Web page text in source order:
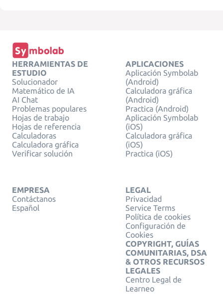
HERRAMIENTAS DE
ESTUDIO
Solucionador
Matemático de IA
AI Chat
Problemas populares
Hojas de trabajo
Hojas de referencia
Calculadoras
Calculadora gráfica
Verificar solución
APLICACIONES
Aplicación Symbolab
(Android)
Calculadora gráfica
(Android)
Practica (Android)
Aplicación Symbolab
(iOS)
Calculadora gráfica
(iOS)
Practica (iOS)
EMPRESA
Contáctanos
Español
LEGAL
Privacidad
Service Terms
Política de cookies
Configuración de
Cookies
COPYRIGHT, GUÍAS
COMUNITARIAS, DSA
& OTROS RECURSOS
LEGALES
Centro Legal de
Learneo